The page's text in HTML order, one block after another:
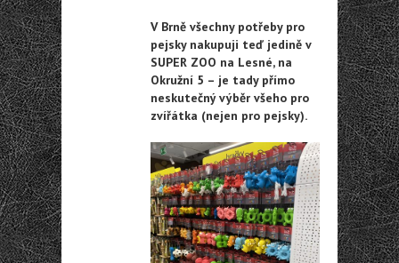
V Brně všechny potřeby pro
pejsky nakupuji teď jedině v
SUPER ZOO na Lesné, na
Okružní 5 – je tady přímo
neskutečný výběr všeho pro
zvířátka (nejen pro pejsky).